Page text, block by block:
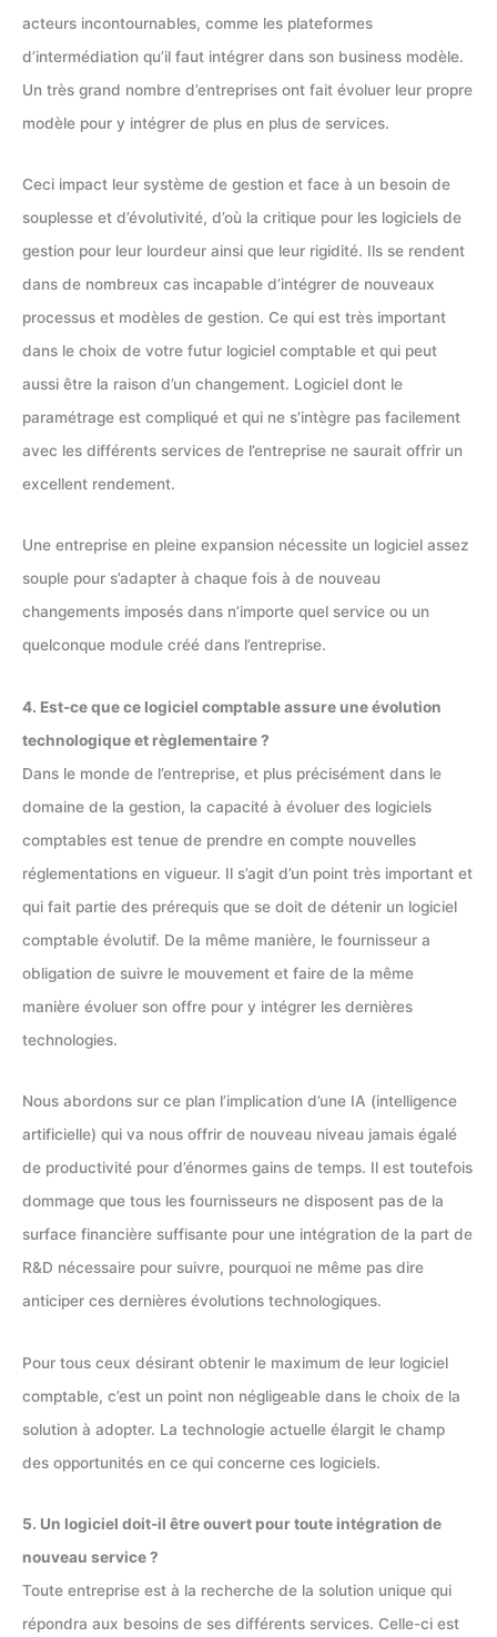
acteurs incontournables, comme les plateformes
d’intermédiation qu’il faut intégrer dans son business modèle.
Un très grand nombre d’entreprises ont fait évoluer leur propre
modèle pour y intégrer de plus en plus de services.
Ceci impact leur système de gestion et face à un besoin de
souplesse et d’évolutivité, d’où la critique pour les logiciels de
gestion pour leur lourdeur ainsi que leur rigidité. Ils se rendent
dans de nombreux cas incapable d’intégrer de nouveaux
processus et modèles de gestion. Ce qui est très important
dans le choix de votre futur logiciel comptable et qui peut
aussi être la raison d’un changement. Logiciel dont le
paramétrage est compliqué et qui ne s’intègre pas facilement
avec les différents services de l’entreprise ne saurait offrir un
excellent rendement.
Une entreprise en pleine expansion nécessite un logiciel assez
souple pour s’adapter à chaque fois à de nouveau
changements imposés dans n’importe quel service ou un
quelconque module créé dans l’entreprise.
4. Est-ce que ce logiciel comptable assure une évolution
technologique et règlementaire ?
Dans le monde de l’entreprise, et plus précisément dans le
domaine de la gestion, la capacité à évoluer des logiciels
comptables est tenue de prendre en compte nouvelles
réglementations en vigueur. Il s’agit d’un point très important et
qui fait partie des prérequis que se doit de détenir un logiciel
comptable évolutif. De la même manière, le fournisseur a
obligation de suivre le mouvement et faire de la même
manière évoluer son offre pour y intégrer les dernières
technologies.
Nous abordons sur ce plan l’implication d’une IA (intelligence
artificielle) qui va nous offrir de nouveau niveau jamais égalé
de productivité pour d’énormes gains de temps. Il est toutefois
dommage que tous les fournisseurs ne disposent pas de la
surface financière suffisante pour une intégration de la part de
R&D nécessaire pour suivre, pourquoi ne même pas dire
anticiper ces dernières évolutions technologiques.
Pour tous ceux désirant obtenir le maximum de leur logiciel
comptable, c’est un point non négligeable dans le choix de la
solution à adopter. La technologie actuelle élargit le champ
des opportunités en ce qui concerne ces logiciels.
5. Un logiciel doit-il être ouvert pour toute intégration de
nouveau service ?
Toute entreprise est à la recherche de la solution unique qui
répondra aux besoins de ses différents services. Celle-ci est